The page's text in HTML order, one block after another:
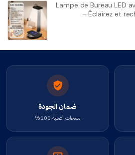
Lampe de Bureau LED
– Éclairez et
ضمان الجودة
منتجات أصلية 100%